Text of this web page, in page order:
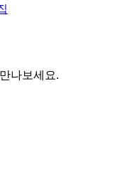
나보세요.